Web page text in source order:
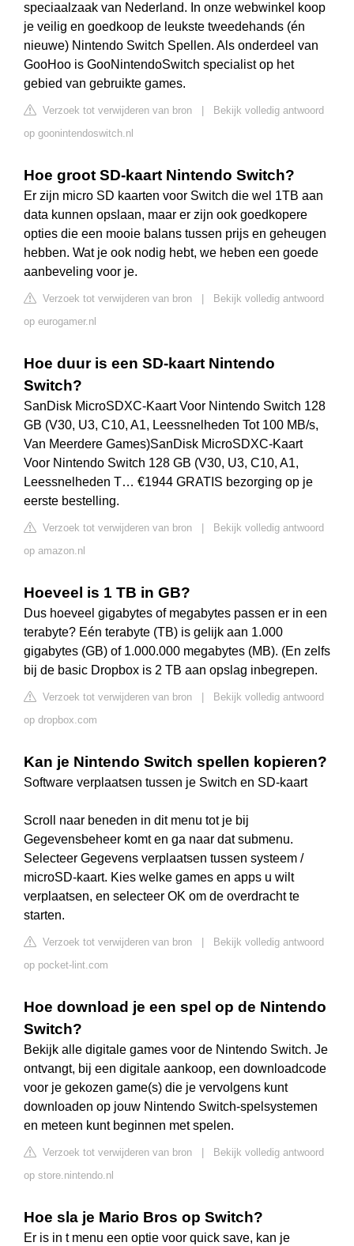
speciaalzaak van Nederland. In onze webwinkel koop
je veilig en goedkoop de leukste tweedehands (én
nieuwe) Nintendo Switch Spellen. Als onderdeel van
GooHoo is GooNintendoSwitch specialist op het
gebied van gebruikte games.
Verzoek tot verwijderen van bron
Bekijk volledig antwoord
op goonintendoswitch.nl
Hoe groot SD-kaart Nintendo Switch?
Er zijn micro SD kaarten voor Switch die wel 1TB aan
data kunnen opslaan, maar er zijn ook goedkopere
opties die een mooie balans tussen prijs en geheugen
hebben. Wat je ook nodig hebt, we heben een goede
aanbeveling voor je.
Verzoek tot verwijderen van bron
Bekijk volledig antwoord
op eurogamer.nl
Hoe duur is een SD-kaart Nintendo
Switch?
SanDisk MicroSDXC-Kaart Voor Nintendo Switch 128
GB (V30, U3, C10, A1, Leessnelheden Tot 100 MB/s,
Van Meerdere Games)SanDisk MicroSDXC-Kaart
Voor Nintendo Switch 128 GB (V30, U3, C10, A1,
Leessnelheden T… €1944 GRATIS bezorging op je
eerste bestelling.
Verzoek tot verwijderen van bron
Bekijk volledig antwoord
op amazon.nl
Hoeveel is 1 TB in GB?
Dus hoeveel gigabytes of megabytes passen er in een
terabyte? Eén terabyte (TB) is gelijk aan 1.000
gigabytes (GB) of 1.000.000 megabytes (MB). (En zelfs
bij de basic Dropbox is 2 TB aan opslag inbegrepen.
Verzoek tot verwijderen van bron
Bekijk volledig antwoord
op dropbox.com
Kan je Nintendo Switch spellen kopieren?
Software verplaatsen tussen je Switch en SD-kaart
Scroll naar beneden in dit menu tot je bij
Gegevensbeheer komt en ga naar dat submenu.
Selecteer Gegevens verplaatsen tussen systeem /
microSD-kaart. Kies welke games en apps u wilt
verplaatsen, en selecteer OK om de overdracht te
starten.
Verzoek tot verwijderen van bron
Bekijk volledig antwoord
op pocket-lint.com
Hoe download je een spel op de Nintendo
Switch?
Bekijk alle digitale games voor de Nintendo Switch. Je
ontvangt, bij een digitale aankoop, een downloadcode
voor je gekozen game(s) die je vervolgens kunt
downloaden op jouw Nintendo Switch-spelsystemen
en meteen kunt beginnen met spelen.
Verzoek tot verwijderen van bron
Bekijk volledig antwoord
op store.nintendo.nl
Hoe sla je Mario Bros op Switch?
Er is in t menu een optie voor quick save, kan je